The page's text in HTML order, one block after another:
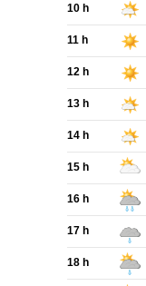
10 h
11 h
12 h
13 h
14 h
15 h
16 h
17 h
18 h